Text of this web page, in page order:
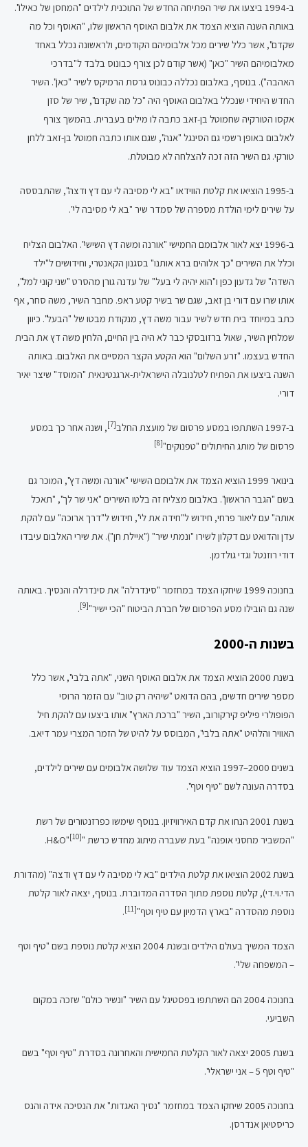
ב-1994 ביצעו את שיר הפתיחה החדש של התוכנית לילדים "המחסן של כאילו".
באותה השנה הוציא הצמד את אלבום האוסף הראשון שלו, "האוסף וכל מה
שקדם", אשר כלל שירים מכל אלבומיהם הקודמים, ולראשונה נכלל באחד
מאלבומיהם השיר "כאן" (אשר קודם לכן צורף כבונוס בלבד ל"בדרכי
האהבה"). בנוסף, באלבום נכללה כבונוס גרסת הרמיקס לשיר "כאן". השיר
החדש היחידי שנכלל באלבום האוסף היה "כל מה שקדם", שיר של סזן
אקסו הטורקיה שחמוטל בן-זאב כתבה לו מילים בעברית. בהמשך צורף
לאלבום באופן רשמי גם הסינגל "אנה", שגם אותו כתבה חמוטל בן-זאב ללחן
טורקי. גם השיר הזה זכה להצלחה לא מבוטלת.
ב-1995 הוציאו את קלטת הווידאו "בא לי מסיבה לי עם דץ ודצה", שהתבססה
על שירים לימי הולדת מספרה של סמדר שיר "בא לי מסיבה לי".
ב-1996 יצא לאור אלבומם החמישי "אורנה ומשה דץ השישי". האלבום הצליח
וכלל את השירים "כך אלוהים ברא אותנו" בסגנון הקאנטרי, וחידושים ל"ילד
השדה" של גדעון כפן ו"הוא יהיה לי בעל" של עדנה גורן מהסרט "שני קוני למל",
אותו שרו עם דורי בן זאב, שגם שר בשיר קטע ראפ. מחבר השיר, משה סחר, אף
כתב במיוחד בית חדש לשיר עבור משה דץ, מנקודת מבטו של "הבעל". כיוון
שמלחין השיר, שאול ברזובסקי כבר לא היה בין החיים, הלחין משה דץ את הבית
החדש בעצמו. "זרע השלום" הוא הקטע הקצר המסיים את האלבום. באותה
השנה ביצעו את הפתיח לטלנובלה הישראלית-ארגנטינאית "המוסד" שיצר יאיר
דורי.
ב-1997 השתתפו במסע פרסום של מועצת החלב [7]
, ושנה אחר כך במסע
פרסום של מותג החיתולים "טפנוקים"[8]
בינואר 1999 הוציא הצמד את אלבומם השישי "אורנה ומשה דץ", המוכר גם
בשם "הגבר הראשון". באלבום מצליח זה בלטו השירים "אני שר לך", "תאכל
אותה" עם ליאור פרחי, חידוש ל"חידה את לי", חידוש ל"דרך ארוכה" עם להקת
עדן והדואט עם דקלון לשירו "ונמתי שיר" ("איילת חן"). את שירי האלבום עיבדו
דודי רוזנטל וגדי גולדמן.
בחנוכה 1999 שיחקו הצמד במחזמר "סינדרלה" את סינדרלה והנסיך. באותה
שנה גם הובילו מסע הפרסום של חברת הביטוח "הכי ישיר"[9]
.
בשנות ה-2000
בשנת 2000 הוציא הצמד את אלבום האוסף השני, "אתה בלבי", אשר כלל
מספר שירים חדשים, בהם הדואט "שיהיה רק טוב" עם הזמר הרוסי
הפופולרי פיליפ קירקורוב, השיר "ברכת הארץ" אותו ביצעו עם להקת חיל
האוויר והלהיט "אתה בלבי", המבוסס על להיט של הזמר המצרי עמר דיאב.
בשנים 2000–1997 הוציא הצמד עוד שלושה אלבומים עם שירים לילדים,
בסדרה העונה לשם "טיף וטף".
בשנת 2001 הנחו את קדם האירוויזיון. בנוסף שימשו כפרזנטורים של רשת
"המשביר מחסני אופנה" בעת שעברה מיתוג מחדש כרשת "H&O"[10]
.
בשנת 2002 הוציאו את קלטת הילדים "בא לי מסיבה לי עם דץ ודצה" (מהדורת
הדי.וי.די), קלטת נוספת מתוך הסדרה המדוברת. בנוסף, יצאה לאור קלטת
נוספת מהסדרה "בארץ הדמיון עם טיף וטף"[11]
.
הצמד המשיך בעולם הילדים ובשנת 2004 הוציא קלטת נוספת בשם "טיף וטף
– המשפחה שלי".
בחנוכה 2004 הם השתתפו בפסטיגל עם השיר "ונשיר כולם" שזכה במקום
השביעי.
בשנת 2 005 יצאה לאור הקלטת החמישית והאחרונה בסדרת "טיף וטף" בשם
"טיף וטף 5 – אני ישראלי".
בחנוכה 2005 שיחקו הצמד במחזמר "נסיך האגדות" את הנסיכה אידה והנס
כריסטיאן אנדרסן.